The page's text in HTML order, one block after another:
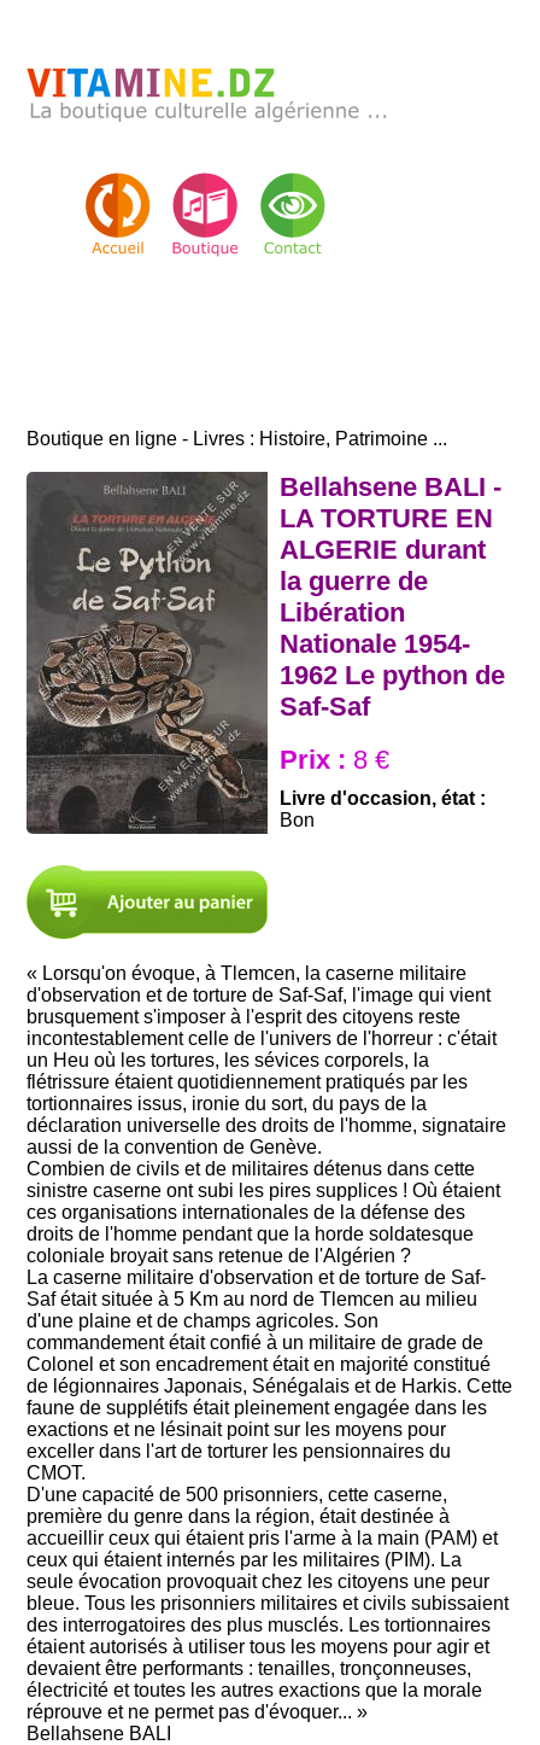
Boutique en ligne - Livres : Histoire, Patrimoine ...
Bellahsene BALI -
LA TORTURE EN
ALGERIE durant
la guerre de
Libération
Nationale 1954-
1962 Le python de
Saf-Saf
Prix : 8 €
Livre d'occasion, état :
Bon
« Lorsqu'on évoque, à Tlemcen, la caserne militaire
d'observation et de torture de Saf-Saf, l'image qui vient
brusquement s'imposer à l'esprit des citoyens reste
incontestablement celle de l'univers de l'horreur : c'était
un Heu où les tortures, les sévices corporels, la
flétrissure étaient quotidiennement pratiqués par les
tortionnaires issus, ironie du sort, du pays de la
déclaration universelle des droits de l'homme, signataire
aussi de la convention de Genève.
Combien de civils et de militaires détenus dans cette
sinistre caserne ont subi les pires supplices ! Où étaient
ces organisations internationales de la défense des
droits de l'homme pendant que la horde soldatesque
coloniale broyait sans retenue de l'Algérien ?
La caserne militaire d'observation et de torture de Saf-
Saf était située à 5 Km au nord de Tlemcen au milieu
d'une plaine et de champs agricoles. Son
commandement était confié à un militaire de grade de
Colonel et son encadrement était en majorité constitué
de légionnaires Japonais, Sénégalais et de Harkis. Cette
faune de supplétifs était pleinement engagée dans les
exactions et ne lésinait point sur les moyens pour
exceller dans l'art de torturer les pensionnaires du
CMOT.
D'une capacité de 500 prisonniers, cette caserne,
première du genre dans la région, était destinée à
accueillir ceux qui étaient pris l'arme à la main (PAM) et
ceux qui étaient internés par les militaires (PIM). La
seule évocation provoquait chez les citoyens une peur
bleue. Tous les prisonniers militaires et civils subissaient
des interrogatoires des plus musclés. Les tortionnaires
étaient autorisés à utiliser tous les moyens pour agir et
devaient être performants : tenailles, tronçonneuses,
électricité et toutes les autres exactions que la morale
réprouve et ne permet pas d'évoquer... »
Bellahsene BALI